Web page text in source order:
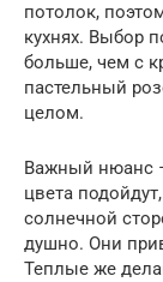
потолок,
кухнях. Выбор
больше, чем с
пастельный
целом.
Важный нюанс
цвета
солнечной
душно. Они
Теплые же